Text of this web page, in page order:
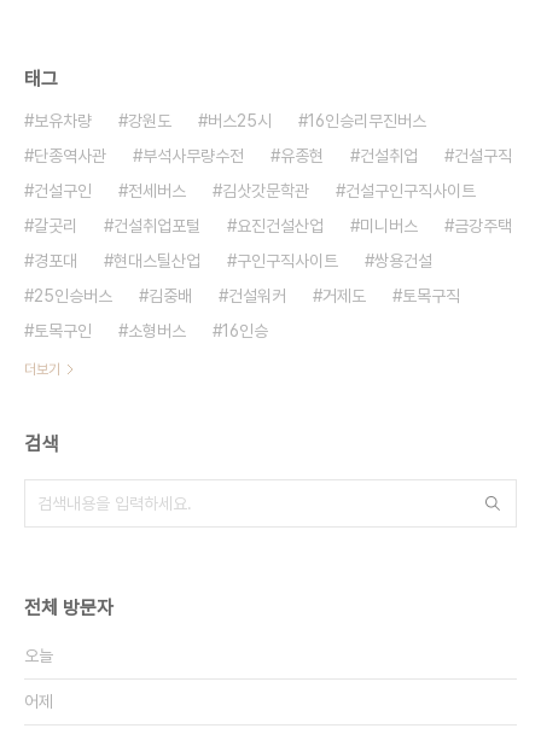
태그
보유차량 강원도 버스25시
16인승리무진버스
단종역사관
부석사무량수전 유종현 건설취업
건설구직
건설구인
전세버스 김삿갓문학관
건설구인구직사이트
갈곳리
건설취업포털 요진건설산업 미니버스
금강주택
경포대
현대스틸산업 구인구직사이트
쌍용건설
25인승버스
김중배 건설워커 거제도
토목구직
토목구인
소형버스 16인승
더보기
검색
전체 방문자
오늘
어제